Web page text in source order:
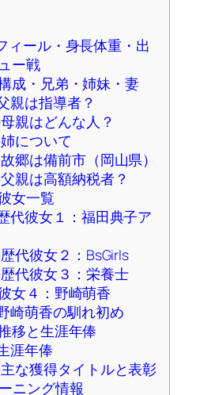
ィール・身長体重・出
ー戦
成・兄弟・姉妹・妻
親は指導者？
親はどんな人？
について
郷は備前市（岡山県）
親は高額納税者？
女一覧
代彼女１：福田典子ア
代彼女２：BsGirls
代彼女３：栄養士
女４：野崎萌香
崎萌香の馴れ初め
移と生涯年俸
涯年俸
な獲得タイトルと表彰
ニング情報